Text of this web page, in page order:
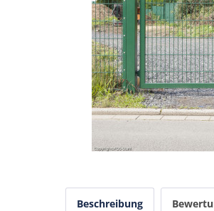
Beschreibung